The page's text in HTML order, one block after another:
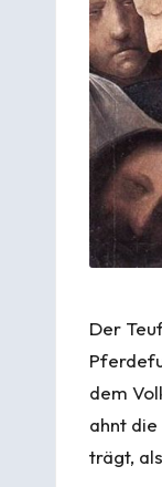
Der
dem
ahnt
trägt,